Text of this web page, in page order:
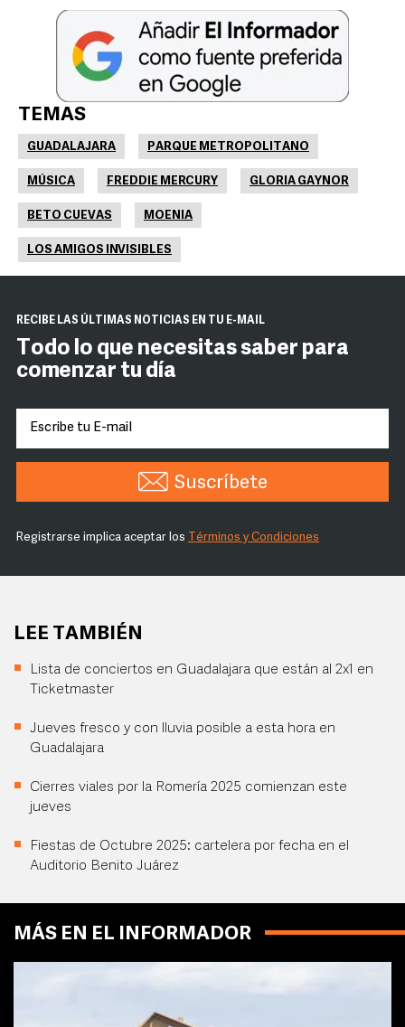
TEMAS
GUADALAJARA PARQUE METROPOLITANO
MÚSICA FREDDIE MERCURY GLORIA GAYNOR
BETO CUEVAS MOENIA
LOS AMIGOS INVISIBLES
RECIBE LAS ÚLTIMAS NOTICIAS EN TU E-MAIL
Todo lo que necesitas saber para
comenzar tu día
Suscríbete
Registrarse implica aceptar los Términos y Condiciones
LEE TAMBIÉN
Lista de conciertos en Guadalajara que están al 2x1 en
Ticketmaster
Jueves fresco y con lluvia posible a esta hora en
Guadalajara
Cierres viales por la Romería 2025 comienzan este
jueves
Fiestas de Octubre 2025: cartelera por fecha en el
Auditorio Benito Juárez
MÁS EN EL INFORMADOR